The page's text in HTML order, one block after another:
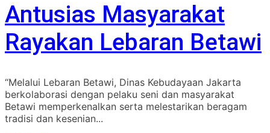
Antusias Masyarakat
Rayakan Lebaran Betawi
“Melalui Lebaran Betawi, Dinas Kebudayaan Jakarta
berkolaborasi dengan pelaku seni dan masyarakat
Betawi memperkenalkan serta melestarikan beragam
tradisi dan kesenian...